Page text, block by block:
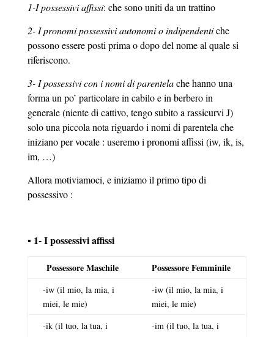
1-I possessivi affissi: che sono uniti da un trattino
2- I pronomi possessivi autonomi o indipendentiche
possono essere posti prima o dopo del nome al quale si
riferiscono.
3- I possessivi con i nomi di parentelache hanno una
forma un po’ particolare in cabilo e in berbero in
generale (niente di cattivo, tengo subito a rassicurvi J)
solo una piccola nota riguardo i nomi di parentela che
iniziano per vocale : useremo i pronomi affissi (iw, ik, is,
im, …)
Allora motiviamoci, e iniziamo il primo tipo di
possessivo :
▪ 1- I possessivi affissi
Possessore Maschile Possessore Femminile
-iw (il mio, la mia, i
miei, le mie)
-iw (il mio, la mia, i
miei, le mie)
-ik (il tuo, la tua, i
-im (il tuo, la tua, i